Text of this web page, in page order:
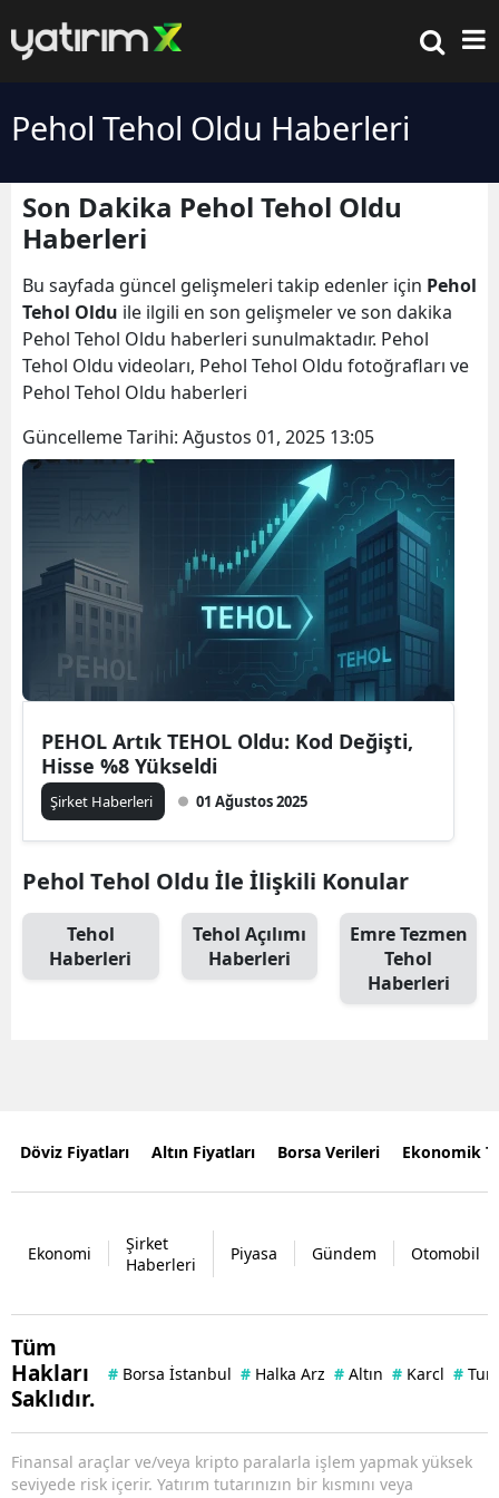
Pehol Tehol Oldu Haberleri
Son Dakika Pehol Tehol Oldu
Haberleri
Bu sayfada güncel gelişmeleri takip edenler için Pehol
Tehol Oldu ile ilgili en son gelişmeler ve son dakika
Pehol Tehol Oldu haberleri sunulmaktadır. Pehol
Tehol Oldu videoları, Pehol Tehol Oldu fotoğrafları ve
Pehol Tehol Oldu haberleri
Güncelleme Tarihi: Ağustos 01, 2025 13:05
PEHOL Artık TEHOL Oldu: Kod Değişti,
Hisse %8 Yükseldi
Şirket Haberleri 01 Ağustos 2025
Pehol Tehol Oldu İle İlişkili Konular
Tehol
Haberleri
Tehol Açılımı
Haberleri
Emre Tezmen
Tehol
Haberleri
Döviz Fiyatları Altın Fiyatları Borsa Verileri Ekonomik
Ekonomi
Şirket
Haberleri
Piyasa Gündem Otomobil
Tüm
Hakları
Saklıdır.
# Borsa İstanbul # Halka Arz # Altın # Karcl #
Finansal araçlar ve/veya kripto paralarla işlem yapmak yüksek
seviyede risk içerir. Yatırım tutarınızın bir kısmını veya